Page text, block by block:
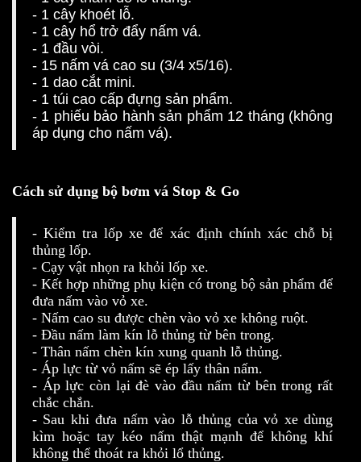
- 1 cây khoét lỗ.
- 1 cây hổ trở đẩy nấm vá.
- 1 đầu vòi.
- 15 nấm vá cao su (3/4 x5/16).
- 1 dao cắt mini.
- 1 túi cao cấp đựng sản phẩm.
- 1 phiếu bảo hành sản phẩm 12 tháng (không
áp dụng cho nấm vá).
Cách sử dụng bộ bơm vá Stop & Go
- Kiểm tra lốp xe để xác định chính xác chỗ bị
thủng lốp.
- Cạy vật nhọn ra khỏi lốp xe.
- Kết hợp những phụ kiện có trong bộ sản phẩm để
đưa nấm vào vỏ xe.
- Nấm cao su được chèn vào vỏ xe không ruột.
- Đầu nấm làm kín lỗ thủng từ bên trong.
- Thân nấm chèn kín xung quanh lỗ thủng.
- Áp lực từ vỏ nấm sẽ ép lấy thân nấm.
- Áp lực còn lại đè vào đầu nấm từ bên trong rất
chắc chắn.
- Sau khi đưa nấm vào lỗ thủng của vỏ xe dùng
kìm hoặc tay kéo nấm thật mạnh để không khí
không thể thoát ra khỏi lổ thủng.